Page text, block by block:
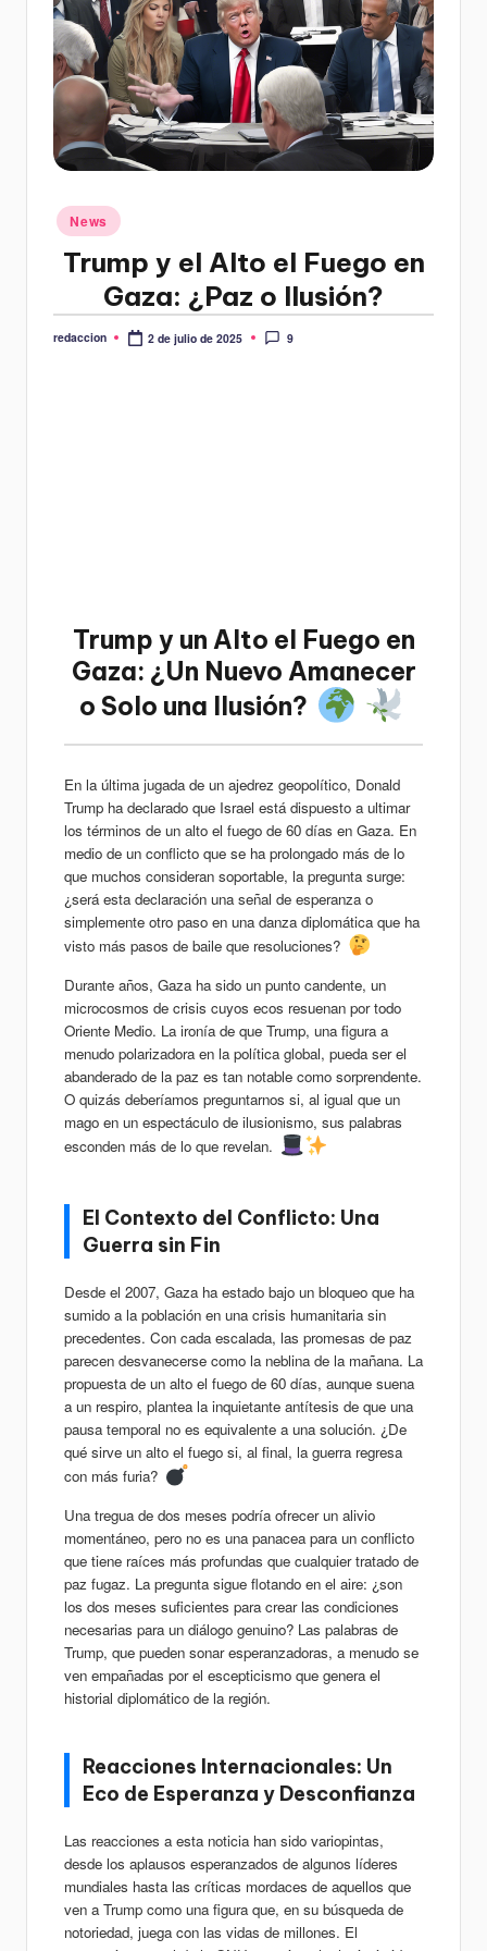
Publicado
en
News
Trump y el Alto el Fuego en
Gaza: ¿Paz o Ilusión?
Publicado
redaccion 2 de julio de 2025 9
Trump y un Alto el Fuego en
Gaza: ¿Un Nuevo Amanecer
o Solo una Ilusión?
En la última jugada de un ajedrez geopolítico, Donald
Trump ha declarado que Israel está dispuesto a ultimar
los términos de un alto el fuego de 60 días en Gaza. En
medio de un conflicto que se ha prolongado más de lo
que muchos consideran soportable, la pregunta surge:
¿será esta declaración una señal de esperanza o
simplemente otro paso en una danza diplomática que ha
visto más pasos de baile que resoluciones?
Durante años, Gaza ha sido un punto candente, un
microcosmos de crisis cuyos ecos resuenan por todo
Oriente Medio. La ironía de que Trump, una figura a
menudo polarizadora en la política global, pueda ser el
abanderado de la paz es tan notable como sorprendente.
O quizás deberíamos preguntarnos si, al igual que un
mago en un espectáculo de ilusionismo, sus palabras
esconden más de lo que revelan.
El Contexto del Conflicto: Una
Guerra sin Fin
Desde el 2007, Gaza ha estado bajo un bloqueo que ha
sumido a la población en una crisis humanitaria sin
precedentes. Con cada escalada, las promesas de paz
parecen desvanecerse como la neblina de la mañana. La
propuesta de un alto el fuego de 60 días, aunque suena
a un respiro, plantea la inquietante antítesis de que una
pausa temporal no es equivalente a una solución. ¿De
qué sirve un alto el fuego si, al final, la guerra regresa
con más furia?
Una tregua de dos meses podría ofrecer un alivio
momentáneo, pero no es una panacea para un conflicto
que tiene raíces más profundas que cualquier tratado de
paz fugaz. La pregunta sigue flotando en el aire: ¿son
los dos meses suficientes para crear las condiciones
necesarias para un diálogo genuino? Las palabras de
Trump, que pueden sonar esperanzadoras, a menudo se
ven empañadas por el escepticismo que genera el
historial diplomático de la región.
Reacciones Internacionales: Un
Eco de Esperanza y Desconfianza
Las reacciones a esta noticia han sido variopintas,
desde los aplausos esperanzados de algunos líderes
mundiales hasta las críticas mordaces de aquellos que
ven a Trump como una figura que, en su búsqueda de
notoriedad, juega con las vidas de millones. El